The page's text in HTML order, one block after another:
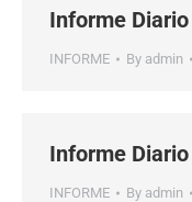
Informe Diario
INFORME By admin
Informe Diario
INFORME By admin